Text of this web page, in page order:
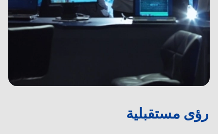
رؤى مستقبلية